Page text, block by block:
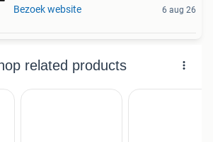
Bezoek website 6 aug 26